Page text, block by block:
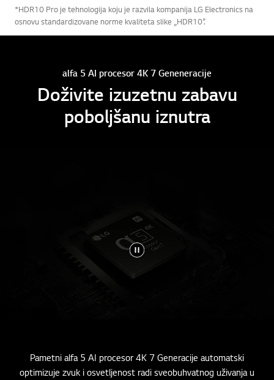
*HDR10 Pro je tehnologija koju je razvila kompanija LG Electronics na
osnovu standardizovane norme kvaliteta slike „HDR10”.
alfa 5 AI procesor 4K 7 Geneneracije
Doživite izuzetnu zabavu
poboljšanu iznutra
Pametni alfa 5 AI procesor 4K 7 Generacije automatski
optimizuje zvuk i osvetljenost radi sveobuhvatnog uživanja u